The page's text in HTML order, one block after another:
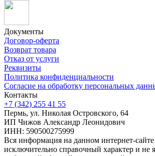
Документы
Договор-оферта
Возврат товара
Отказ от услуги
Реквизиты
Политика конфиденциальности
Согласие на обработку персональных
Контакты
+7 (342) 255 41 55
Пермь, ул. Николая Островского, 64
ИП Чижов Александр Леонидович
ИНН: 590500275999
Вся информация на данном интернет-
исключительно справочный характер и не